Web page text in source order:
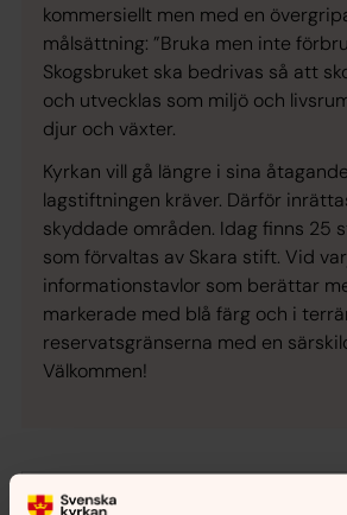
kommersiellt men med en
målsättning: ”Bruka men inte
Skogsbruket ska bedrivas så att
och utvecklas som miljö och
djur och växter.
Kyrkan vill gå längre i sina
lagstiftningen kräver. Därför
skyddade områden. Idag finns 25
som förvaltas av Skara stift. Vid
informationstavlor som berättar
markerade med blå färg och i
reservatsgränserna med en
Välkommen!